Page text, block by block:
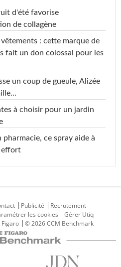
d'été favorise
de collagène
: cette marque de
fait un don colossal pour les
un coup de gueule, Alizée
à choisir pour un jardin
pharmacie, ce spray aide à
effort
Publicité
Recrutement
les cookies
Gérer Utiq
© 2026 CCM Benchmark